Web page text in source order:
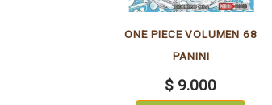
ONE PIECE VOLUMEN 68
PANINI
$ 9.000